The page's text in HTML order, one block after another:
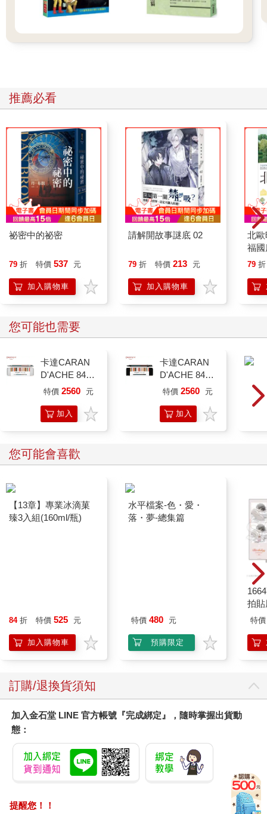
推薦必看
祕密中的祕密
79 折 特價 537 元
加入購物車
請解開故事謎底 02
79 折 特價 213 元
加入購物車
北
福
79 折
您可能也需要
卡達CARAN
D'ACHE 849
Paul Smith 原
銀
特價 2560 元
加入
購物
卡達CARAN
D'ACHE 849
Paul Smith 原
黑
特價 2560 元
加入
購物
您可能會喜歡
84 折 特價 525 元
加入購物車
特價 480 元
預購限定
拍
特價
訂購/退換貨須知
加入金石堂 LINE 官方帳號『完成綁定』，隨時掌握出貨動
態：
提醒您！！